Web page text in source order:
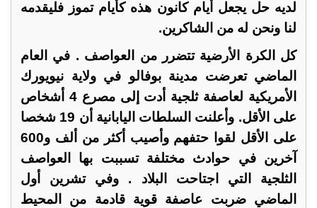
لديه حل يجعل أيام كانون هذه كأيام تموز فليقدمه
لنا ونحن له من الشاكرين.
كل الكرة الأرضية تتضرر من العواصف . في العام
الماضي تعرضت مدينة بوفالو في ولاية نيويورك
الأمريكية لعاصفة ثلجية أدت إلى مصرع 4 أشخاص
على الأقل. وأعلنت السلطات اليابانية أن 19 شخصا
على الأقل لقوا حتفهم وأصيب أكثر من ألف و600
آخرين في حوادث مختلفة تسببت بها العواصف
الثلجية التي اجتاحت البلاد . وفي تشرين أول
الماضي ضربت عاصفة قوية قادمة من المحيط